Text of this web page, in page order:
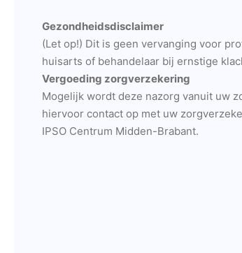
Gezondheidsdisclaimer
(Let op!) Dit is geen vervanging voor
huisarts of behandelaar bij ernstige
Vergoeding zorgverzekering
Mogelijk wordt deze nazorg vanuit uw
hiervoor contact op met uw
IPSO Centrum Midden-Brabant.